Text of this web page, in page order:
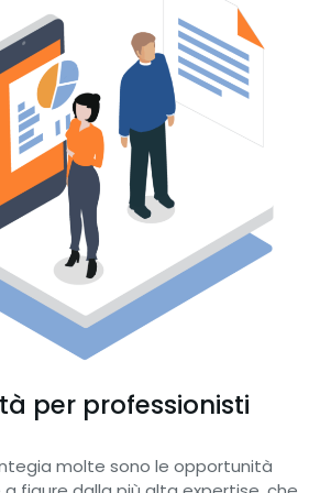
per professionisti
molte sono le opportunità